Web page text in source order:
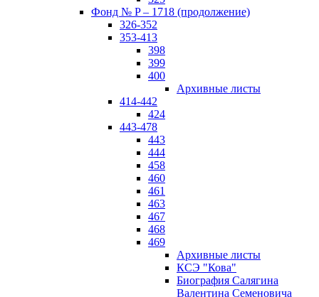
Фонд № P – 1718 (продолжение)
326-352
353-413
398
399
400
Архивные листы
414-442
424
443-478
443
444
458
460
461
463
467
468
469
Архивные листы
КСЭ "Кова"
Биография Салягина
Валентина Семеновича